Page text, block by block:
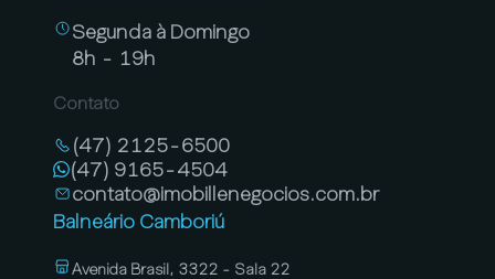
Segunda à Domingo
8h - 19h
Contato
(47) 2125-6500
(47) 9165-4504
contato@imobillenegocios.com.br
Balneário Camboriú
Avenida Brasil, 3322 - Sala 22